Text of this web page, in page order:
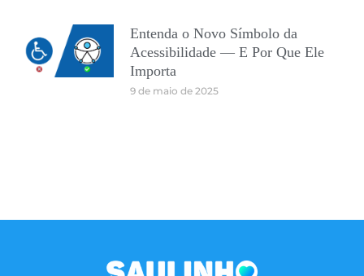
Entenda o Novo Símbolo da
Acessibilidade — E Por Que Ele
Importa
9 de maio de 2025